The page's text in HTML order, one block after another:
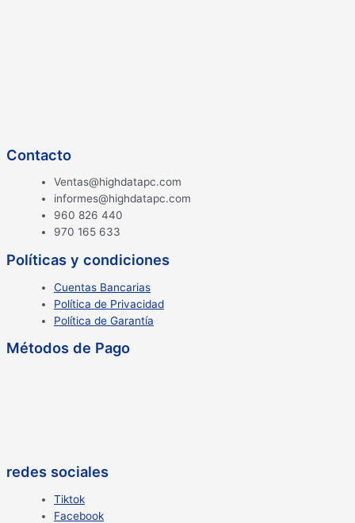
Contacto
Ventas@highdatapc.com
informes@highdatapc.com
960 826 440
970 165 633
Políticas y condiciones
Cuentas Bancarias
Política de Privacidad
Política de Garantía
Métodos de Pago
redes sociales
Tiktok
Facebook